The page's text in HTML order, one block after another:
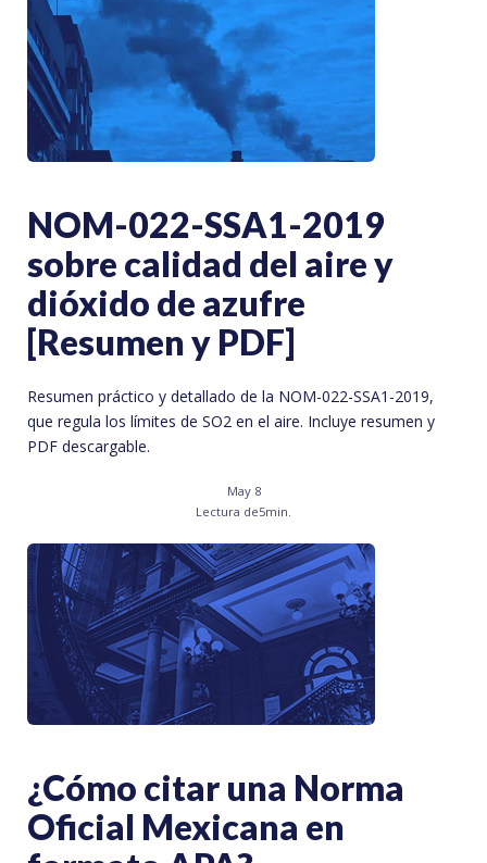
NOM-022-SSA1-2019
sobre calidad del aire y
dióxido de azufre
[Resumen y PDF]
Resumen práctico y detallado de la NOM-022-SSA1-2019,
que regula los límites de SO2 en el aire. Incluye resumen y
PDF descargable.
May 8
Lectura de5min.
¿Cómo citar una Norma
Oficial Mexicana en